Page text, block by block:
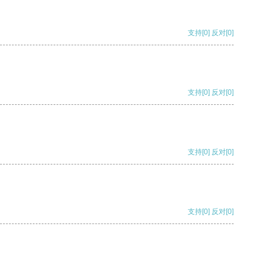
支持[0] 反对[0]
支持[0] 反对[0]
支持[0] 反对[0]
支持[0] 反对[0]